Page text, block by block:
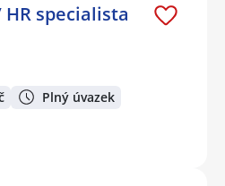
specialista
Plný úvazek